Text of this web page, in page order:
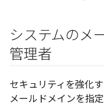
システムのメ
管理者
セキュリティを強化
メールドメインを指